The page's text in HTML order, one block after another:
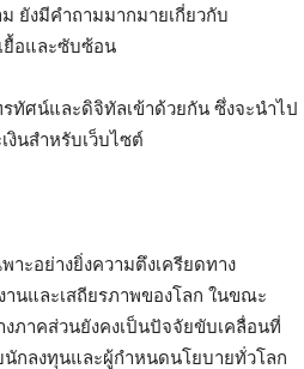
ยังมีคำถามมากมายเกี่ยวกับ
ยื้อและซับซ้อน
รทัศน์และดิจิทัลเข้าด้วยกัน ซึ่งจะนำไป
งินสำหรับเว็บไซต์
ะอย่างยิ่งความตึงเครียดทาง
นและเสถียรภาพของโลก ในขณะ
ภาคส่วนยังคงเป็นปัจจัยขับเคลื่อนที่
กลงทุนและผู้กำหนดนโยบายทั่วโลก